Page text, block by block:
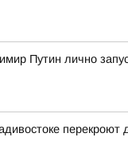
Путин лично
перекроют